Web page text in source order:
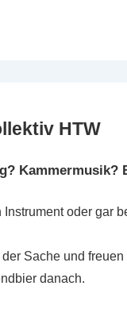
HTW
Kammermusik?
oder gar
Sache und
danach.